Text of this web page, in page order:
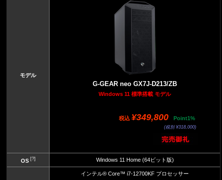
モデル
G-GEAR neo GX7J-D213/ZB
Windows 11 標準搭載 モデル
税込 ¥349,800 Point1%
(税別 ¥318,000)
OS[?] Windows 11 Home (64ビット版)
インテル® Core™ i7-12700KF プロセッサー